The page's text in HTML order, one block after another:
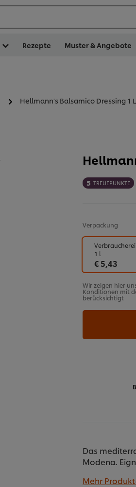
Rezepte Muster & Angebote
Hellmann's Balsamico Dressing 1 L
5 TREUEPUNKTE
Verpackung
1 l
€ 5,43
Wir zeigen hier
Konditionen mit
berücksichtigt
Das
Modena.
Mehr